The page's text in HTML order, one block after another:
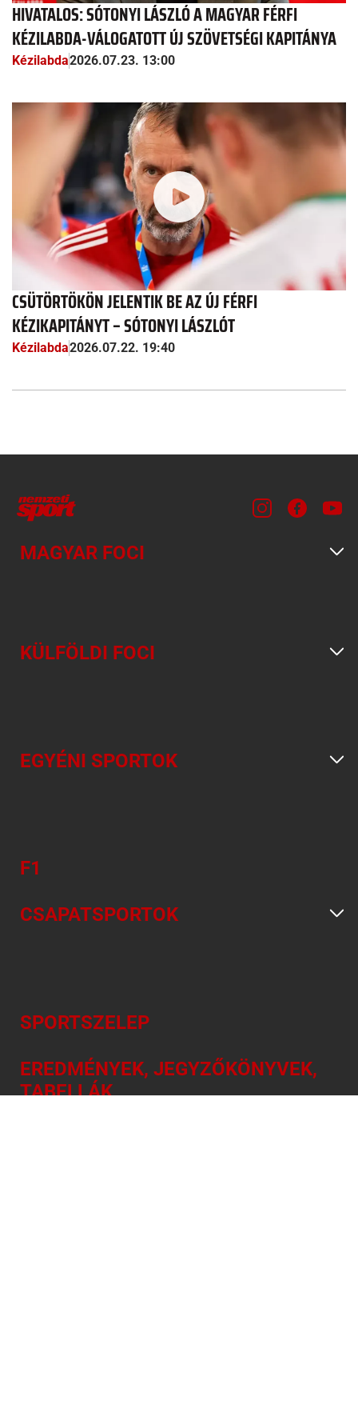
HIVATALOS: SÓTONYI LÁSZLÓ A MAGYAR FÉRFI
KÉZILABDA-VÁLOGATOTT ÚJ SZÖVETSÉGI KAPITÁNYA
Kézilabda2026.07.23. 13:00
CSÜTÖRTÖKÖN JELENTIK BE AZ ÚJ FÉRFI
KÉZIKAPITÁNYT – SÓTONYI LÁSZLÓT
Kézilabda2026.07.22. 19:40
MAGYAR FOCI
KÜLFÖLDI FOCI
EGYÉNI SPORTOK
F1
CSAPATSPORTOK
SPORTSZELEP
EREDMÉNYEK, JEGYZŐKÖNYVEK,
TABELLÁK